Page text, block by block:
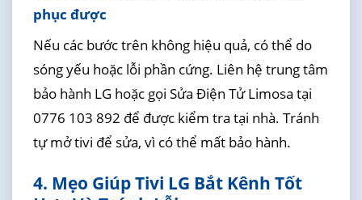
phục được
Nếu các bước trên không hiệu quả, có thể do
sóng yếu hoặc lỗi phần cứng. Liên hệ trung tâm
bảo hành LG hoặc gọi Sửa Điện Tử Limosa tại
0776 103 892 để được kiểm tra tại nhà. Tránh
tự mở tivi để sửa, vì có thể mất bảo hành.
4. Mẹo Giúp Tivi LG Bắt Kênh Tốt